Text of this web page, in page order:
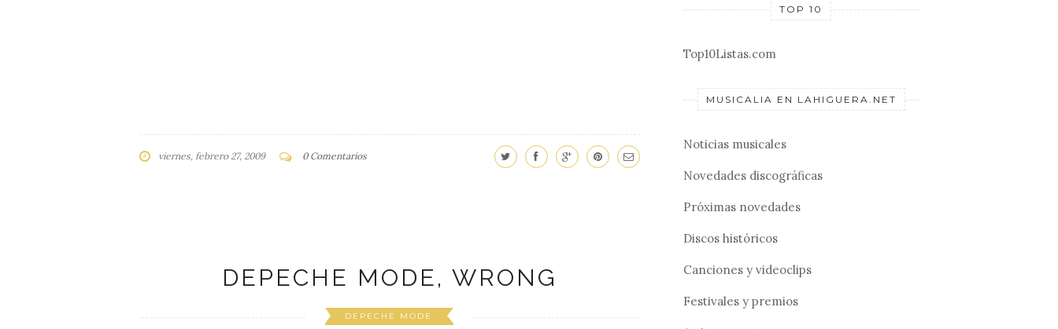
viernes, febrero 27, 2009 0 Comentarios
DEPECHE MODE, WRONG
DEPECHE MODE
TOP 10
Top10Listas.com
MUSICALIA EN LAHIGUERA.NET
Noticias musicales
Novedades discográficas
Próximas novedades
Discos históricos
Canciones y videoclips
Festivales y premios